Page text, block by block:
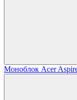
Моноблок Acer